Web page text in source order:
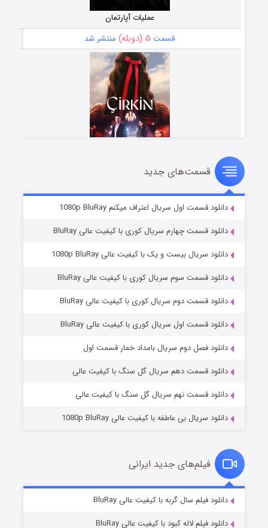
عملیات آپارتمان
قسمت ۵ (دوبله) منتشر شد
سریال زشت
قسمت۲ (زیرنویس) منتشر شد
مردگان متحرک: شهر مرده ۳
قسمت۲ (زیرنویس) منتشر شد
قسمت۷ (زیرنویس) منتشر شد
قسمت‌های جدید
دانلود قسمت اول سریال اعتراف میکنم 1080p BluRay
دانلود قسمت چهارم سریال کوری با کیفیت عالی BluRay
دانلود سریال بیست و یک با کیفیت عالی 1080p BluRay
دانلود قسمت سوم سریال کوری با کیفیت عالی BluRay
دانلود قسمت دوم سریال کوری با کیفیت عالی BluRay
دانلود قسمت اول سریال کوری با کیفیت عالی BluRay
دانلود فصل دوم سریال بامداد خمار قسمت اول
دانلود قسمت دهم سریال گل سنگ با کیفیت عالی
دانلود قسمت نهم سریال گل سنگ با کیفیت عالی
دانلود سریال بی عاطفه با کیفیت عالی 1080p BluRay
فیلم‌های جدید ایرانی
دانلود فیلم سال گربه با کیفیت عالی BluRay
دانلود فیلم لاله کبود با کیفیت عالی BluRay